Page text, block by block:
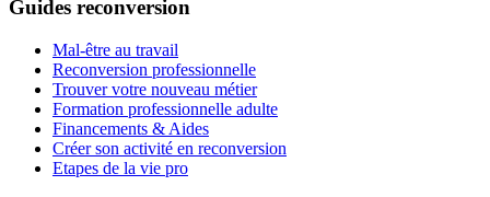
Guides reconversion
Mal-être au travail
Reconversion professionnelle
Trouver votre nouveau métier
Formation professionnelle adulte
Financements & Aides
Créer son activité en reconversion
Etapes de la vie pro